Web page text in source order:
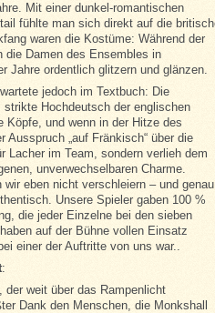
Mit einer dunkel-romantischen
fühlte man sich direkt auf die
waren die Kostüme: Während der
die Damen des Ensembles in
Jahre ordentlich glitzern und glänzen.
jedoch im Textbuch: Die
Hochdeutsch der englischen
Köpfe, und wenn in der Hitze des
„auf Fränkisch“ über die
Lacher im Team, sondern verlieh dem
unverwechselbaren Charme.
eben nicht verschleiern – und genau
Unsere Spieler gaben 100 %
die jeder Einzelne bei den sieben
auf der Bühne vollen Einsatz
einer der Auftritte von uns war..
:
weit über das Rampenlicht
Dank den Menschen, die Monkshall